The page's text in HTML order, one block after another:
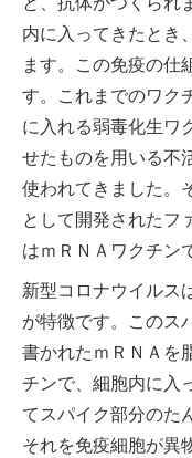
内に入ってきたとき
ます。この免疫の仕
す。これまでのワク
に入れる弱毒化生ワ
せたものを用いる不
使われてきました。
として開発されたフ
はｍＲＮＡワクチン
新型コロナウイルス
が特徴です。このス
書かれたｍＲＮＡを
チンで、細胞内に入
てスパイク部分のた
それを免疫細胞が異